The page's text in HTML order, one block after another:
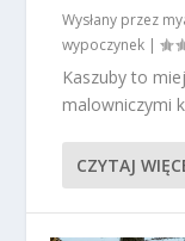
Wysłany przez
wypoczynek |
Kaszuby to
malowniczymi
CZYTAJ